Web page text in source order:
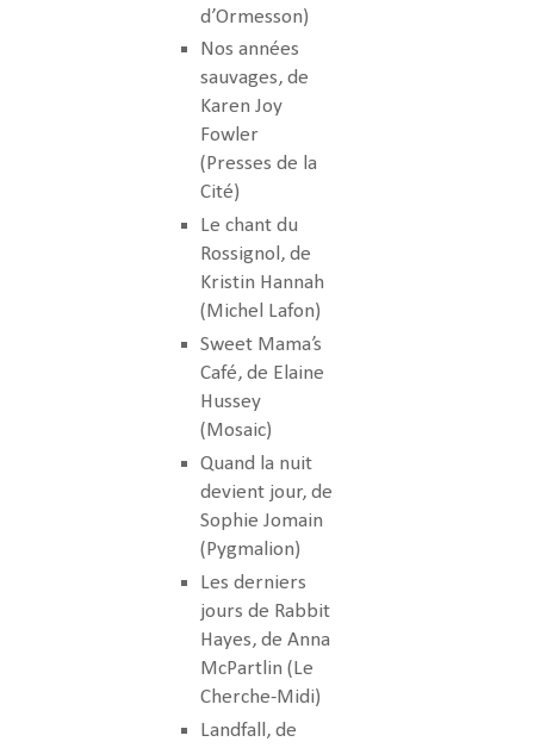
d’Ormesson)
Nos années
sauvages, de
Karen Joy
Fowler
(Presses de la
Cité)
Le chant du
Rossignol, de
Kristin Hannah
(Michel Lafon)
Sweet Mama’s
Café, de Elaine
Hussey
(Mosaic)
Quand la nuit
devient jour, de
Sophie Jomain
(Pygmalion)
Les derniers
jours de Rabbit
Hayes, de Anna
McPartlin (Le
Cherche-Midi)
Landfall, de